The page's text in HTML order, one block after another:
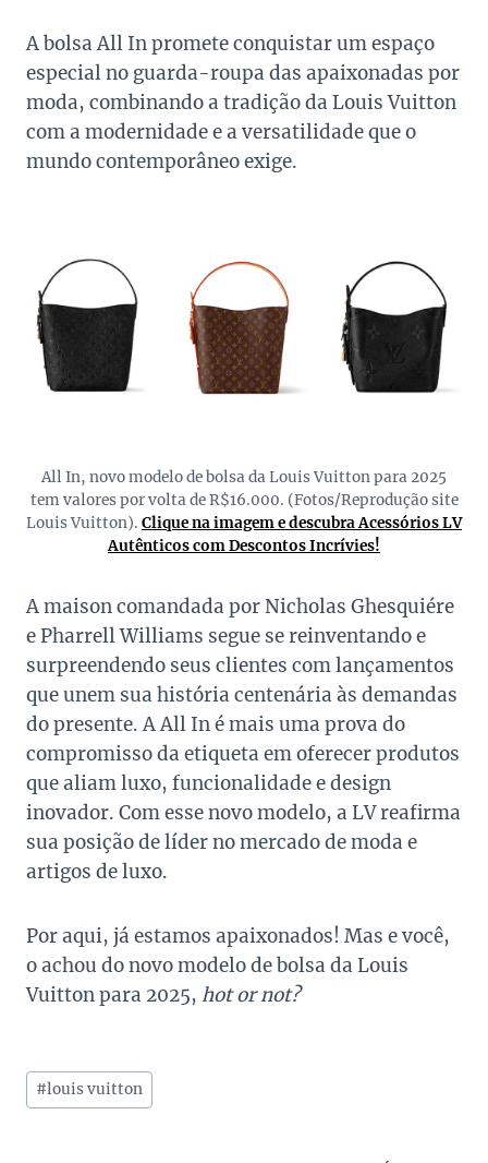
A bolsa All In promete conquistar um espaço
especial no guarda-roupa das apaixonadas por
moda, combinando a tradição da Louis Vuitton
com a modernidade e a versatilidade que o
mundo contemporâneo exige.
All In, novo modelo de bolsa da Louis Vuitton para 2025
tem valores por volta de R$16.000. (Fotos/Reprodução site
Louis Vuitton). Clique na imagem e descubra Acessórios LV
Autênticos com Descontos Incrívies!
A maison comandada por Nicholas Ghesquiére
e Pharrell Williams segue se reinventando e
surpreendendo seus clientes com lançamentos
que unem sua história centenária às demandas
do presente. A All In é mais uma prova do
compromisso da etiqueta em oferecer produtos
que aliam luxo, funcionalidade e design
inovador. Com esse novo modelo, a LV reafirma
sua posição de líder no mercado de moda e
artigos de luxo.
Por aqui, já estamos apaixonados! Mas e você,
o achou do novo modelo de bolsa da Louis
Vuitton para 2025, hot or not?
Tags
do
#louis vuitton